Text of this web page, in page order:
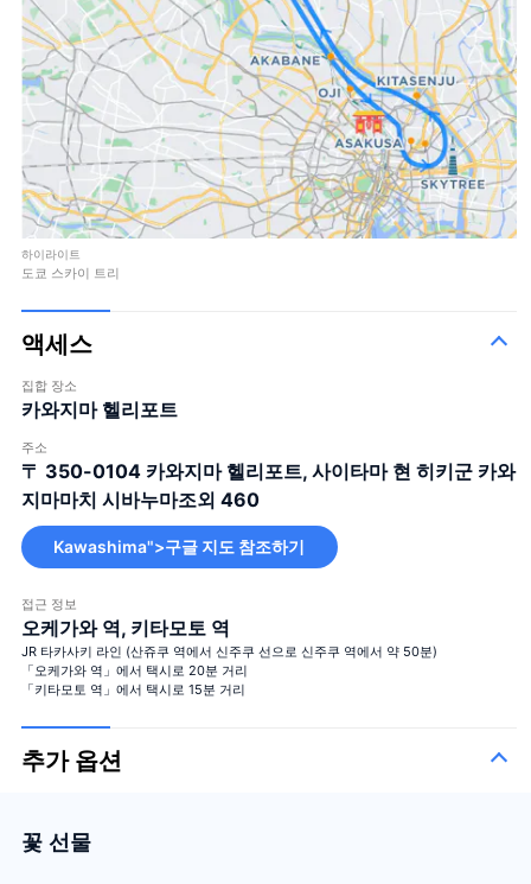
하이라이트
도쿄 스카이 트리
액세스
집합 장소
카와지마 헬리포트
주소
〒 350-0104 카와지마 헬리포트, 사이타마 현 히키군 카와
지마마치 시바누마조외 460
Kawashima">구글 지도 참조하기
접근 정보
오케가와 역, 키타모토 역
JR 타카사키 라인 (산쥬쿠 역에서 신주쿠 선으로 신주쿠 역에서 약 50분)
「오케가와 역」에서 택시로 20분 거리
「키타모토 역」에서 택시로 15분 거리
추가 옵션
꽃 선물